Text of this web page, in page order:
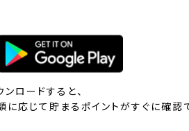
ロードすると、
応じて貯まるポイントがすぐに確認で